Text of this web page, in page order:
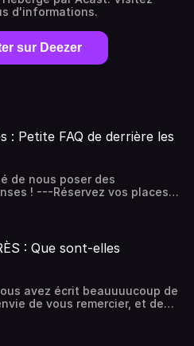
d'informations.
sur Deezer
: Petite FAQ de derrière les
de nous poser des
! ---Réservez vos places
Bérengère KRIEF :
pour VULGAIRE, le
Un podcast de Bérengère
& musique : Romain
Poney Hébergé par Acast.
: Que sont-elles
avez écrit beauuuucoup de
de vous remercier, et de
Un podcast de Bérengère
& musique : Romain